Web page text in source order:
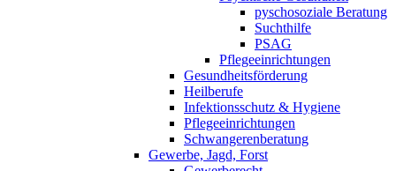
pyschosoziale Beratung
Suchthilfe
PSAG
Pflegeeinrichtungen
Gesundheitsförderung
Heilberufe
Infektionsschutz & Hygiene
Pflegeeinrichtungen
Schwangerenberatung
Gewerbe, Jagd, Forst